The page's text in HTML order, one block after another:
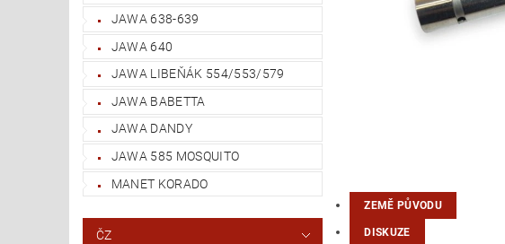
JAWA 638-639
JAWA 640
JAWA LIBEŇÁK 554/553/579
JAWA BABETTA
JAWA DANDY
JAWA 585 MOSQUITO
MANET KORADO
ČZ
ZEMĚ PŮVODU
DISKUZE